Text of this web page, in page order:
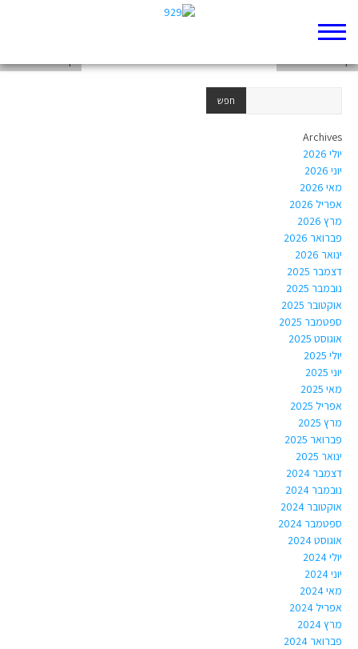
Archives
יולי 2026
יוני 2026
מאי 2026
אפריל 2026
מרץ 2026
פברואר 2026
ינואר 2026
דצמבר 2025
נובמבר 2025
אוקטובר 2025
ספטמבר 2025
אוגוסט 2025
יולי 2025
יוני 2025
מאי 2025
אפריל 2025
מרץ 2025
פברואר 2025
ינואר 2025
דצמבר 2024
נובמבר 2024
אוקטובר 2024
ספטמבר 2024
אוגוסט 2024
יולי 2024
יוני 2024
מאי 2024
אפריל 2024
מרץ 2024
פברואר 2024